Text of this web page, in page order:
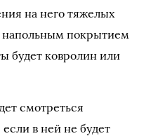
на него тяжелых
покрытием
будет ковролин или
смотреться
в ней не будет